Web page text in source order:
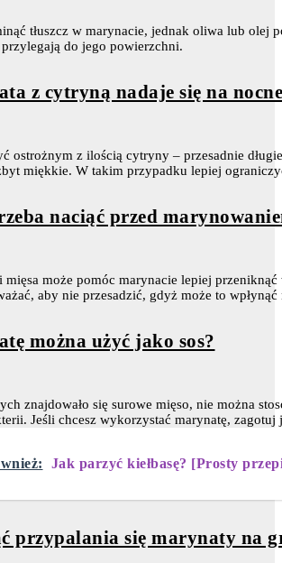
tłuszcz w marynacie, jednak oliwa lub olej
do jego powierzchni.
z cytryną nadaje się na
ostrożnym z ilością cytryny – przesadnie
miękkie. W takim przypadku lepiej
naciąć przed
może pomóc marynacie lepiej
aby nie przesadzić, gdyż może to
można użyć jako sos?
znajdowało się surowe mięso, nie można
Jeśli chcesz wykorzystać marynatę,
Jak parzyć kiełbasę? [Prosty
przypalania się marynaty na